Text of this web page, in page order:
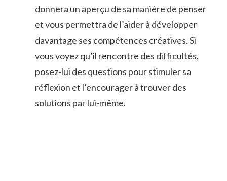
donnera un aperçu de sa⁢ manière de penser
et vous permettra de‌ l’aider à développer
davantage ses compétences ‍créatives. Si
vous voyez qu’il⁣ rencontre des difficultés,
posez-lui des​ questions pour stimuler sa
réflexion et l’encourager à trouver des
solutions par lui-même.